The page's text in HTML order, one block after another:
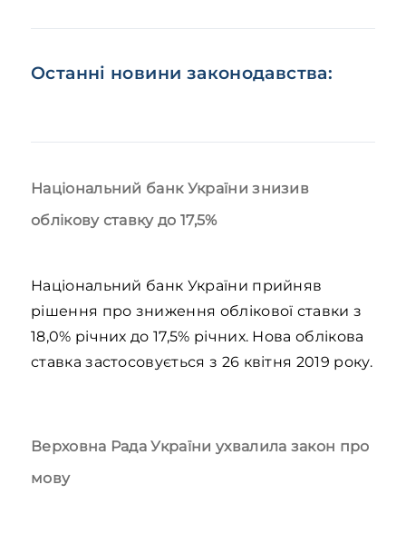
Останні новини законодавства:
Національний банк України знизив
облікову ставку до 17,5%
Національний банк України прийняв
рішення про зниження облікової ставки з
18,0% річних до 17,5% річних. Нова облікова
ставка застосовується з 26 квітня 2019 року.
Верховна Рада України ухвалила закон про
мову